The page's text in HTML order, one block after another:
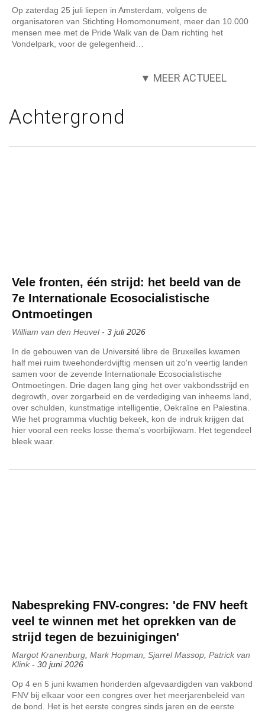
Op zaterdag 25 juli liepen in Amsterdam, volgens de
organisatoren van Stichting Homomonument, meer dan 10.000
mensen mee met de Pride Walk van de Dam richting het
Vondelpark, voor de gelegenheid…
▼ MEER ACTUEEL
Achtergrond
Vele fronten, één strijd: het beeld van de
7e Internationale Ecosocialistische
Ontmoetingen
William van den Heuvel- 3 juli 2026
In de gebouwen van de Université libre de Bruxelles kwamen
half mei ruim tweehonderdvijftig mensen uit zo'n veertig landen
samen voor de zevende Internationale Ecosocialistische
Ontmoetingen. Drie dagen lang ging het over vakbondsstrijd en
degrowth, over zorgarbeid en de verdediging van inheems land,
over schulden, kunstmatige intelligentie, Oekraïne en Palestina.
Wie het programma vluchtig bekeek, kon de indruk krijgen dat
hier vooral een reeks losse thema's voorbijkwam. Het tegendeel
bleek waar.
Nabespreking FNV-congres: 'de FNV heeft
veel te winnen met het oprekken van de
strijd tegen de bezuinigingen'
Margot Kranenburg Mark Hopman Sjarrel Massop Patrick van
Klink - 30 juni 2026
Op 4 en 5 juni kwamen honderden afgevaardigden van vakbond
FNV bij elkaar voor een congres over het meerjarenbeleid van
de bond. Het is het eerste congres sinds jaren en de eerste